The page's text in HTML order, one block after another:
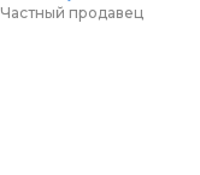
Частный продавец